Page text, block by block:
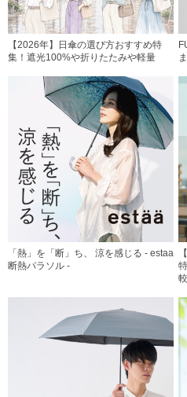
【2026年】日傘の選び方おすすめ特
集！遮光100%や折りたたみや軽量
「熱」を「断」ち、 涼を感じる - estaa
断熱パラソル -